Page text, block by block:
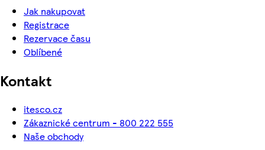
Jak nakupovat
Registrace
Rezervace času
Oblíbené
Kontakt
itesco.cz
Zákaznické centrum - 800 222 555
Naše obchody